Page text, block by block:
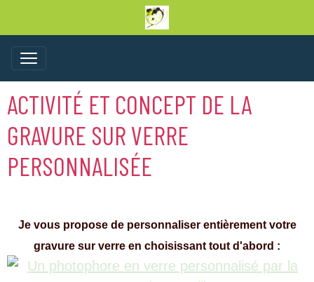
ACTIVITÉ ET CONCEPT DE LA
GRAVURE SUR VERRE
PERSONNALISÉE
Je vous propose de personnaliser entièrement votre
gravure sur verre en choisissant tout d'abord :